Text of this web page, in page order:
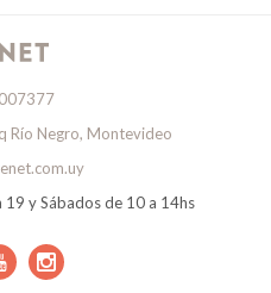
Río Negro, Montevideo
19 y Sábados de 10 a 14hs
